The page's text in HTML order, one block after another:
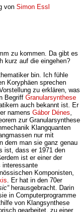
von Simon Essl
zu kommen. Da gibt es
kurz auf die eingehen?
bin. Ich fühle
Koryphäen sprechen
zu erklären, was
Begriff Granularsynthese
auch bekannt ist. Er
namens Gábor Dénes,
zur Granularsynthese
Klangquanten
nur mit
dem man sie ganz genau
ist, dass er 1971 den
ist er einer der
interessante
Komponisten,
. Er hat in den 70er
herausgebracht. Darin
in Computerprogramme
von Klangsynthese
gearbeitet, zu einer